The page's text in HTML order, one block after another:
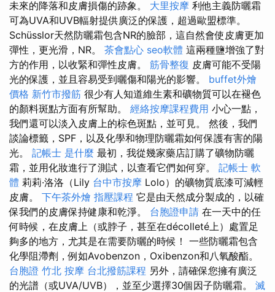
未來的降落和皮膚損傷的跡象。 大里按摩 利他主義防曬霜
可為UVA和UVB輻射提供廣泛的保護，超過歐盟標準。
Schüsslor天然防曬霜包含NR的臉部，這自然會使皮膚更加
彈性，更光滑，NR。 茶會點心 seo軟體 這兩種鹽增強了對
方的作用，以收緊和彈性皮膚。 筋骨整復 皮膚可能不受陽
光的保護，並且容易受到曬傷和陽光的影響。 buffet外燴
價格 新竹市撥筋 很少有人知道維生素和礦物質可以在褪色
的顏料斑點方面有所幫助。 經絡按摩課程費用 小心一點，
我們還可以淡入皮膚上的棕色斑點，並可見。 然後，我們
談論標籤，SPF，以及化學和物理防曬霜如何保護有害的陽
光。 記帳士 是什麼 最初，我從幾家藥店訂購了礦物防曬
霜，並用化妝進行了測試，以查看它們如何穿。 記帳士 軟
體 莉莉·洛洛（Lily 台中市按摩 Lolo）的礦物質底漆可減輕
皮膚。 下午茶外燴 指壓課程 它是由天然成分製成的，以確
保我們的皮膚保持健康和乾淨。 台胞證申請 在一天中的任
何時候，在皮膚上（或脖子，甚至在décolleté上）處置足
夠多的地方，尤其是在需要防曬的時候！ 一些防曬霜包含
化學阻滯劑，例如Avobenzon，Oxibenzon和八氧酸酯。
台胞證 竹北 按摩 台北撥筋課程 另外，請確保您擁有廣泛
的光譜（或UVA/UVB），並至少選擇30個因子防曬霜。 滅